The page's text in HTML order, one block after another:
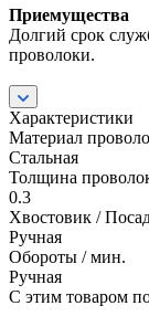
Приемущества
Долгий срок
проволоки.
Характеристики
Материал
Стальная
Толщина
0.3
Хвостовик /
Ручная
Обороты / мин.
Ручная
С этим товаром